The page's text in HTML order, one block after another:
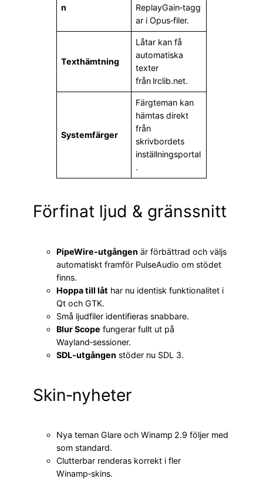
n
ReplayGain‑tagg
ar i Opus‑filer.
Texthämtning
Låtar kan få
automatiska
texter
från lrclib.net.
Systemfärger
Färgteman kan
hämtas direkt
från
skrivbordets
inställningsportal
.
Förfinat ljud & gränssnitt
PipeWire‑utgången är förbättrad och väljs
automatiskt framför PulseAudio om stödet
finns.
Hoppa till låt har nu identisk funktionalitet i
Qt och GTK.
Små ljudfiler identifieras snabbare.
Blur Scope fungerar fullt ut på
Wayland‑sessioner.
SDL‑utgången stöder nu SDL 3.
Skin‑nyheter
Nya teman Glare och Winamp 2.9 följer med
som standard.
Clutterbar renderas korrekt i fler
Winamp‑skins.